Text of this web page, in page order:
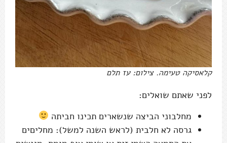
קלאסיקה טעימה. צילום: עז תלם
לפני שאתם שואלים:
מחלבוני הביצה שנשארים תכינו חביתה
גרסה לא חלבית (לראש השנה למשל): מחליםים